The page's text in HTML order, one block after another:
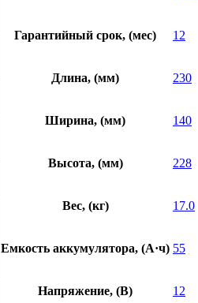
Гарантийный срок, (мес) 12
Длина, (мм) 230
Ширина, (мм) 140
Высота, (мм) 228
Вес, (кг) 17.0
Емкость аккумулятора, (А·ч) 55
Напряжение, (В) 12